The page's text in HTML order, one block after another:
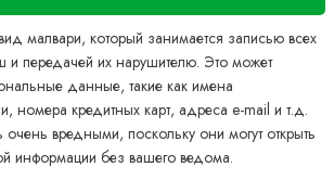
малвари, который занимается записью всех
и передачей их нарушителю. Это может
данные, такие как имена
номера кредитных карт, адреса e-mail и т.д.
очень вредными, поскольку они могут открыть
информации без вашего ведома.